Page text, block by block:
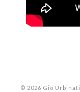
© 2026 Gio Urbinati